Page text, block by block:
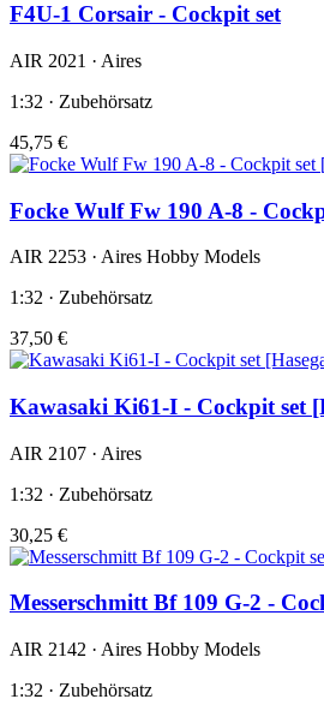
F4U-1 Corsair - Cockpit set
AIR 2021 · Aires
1:32 · Zubehörsatz
45,75 €
Focke Wulf Fw 190 A-8 -
AIR 2253 · Aires Hobby Models
1:32 · Zubehörsatz
37,50 €
Kawasaki Ki61-I - Cockpit set
AIR 2107 · Aires
1:32 · Zubehörsatz
30,25 €
Messerschmitt Bf 109 G-2 -
AIR 2142 · Aires Hobby Models
1:32 · Zubehörsatz